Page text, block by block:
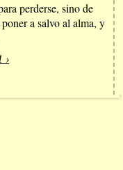
perderse, sino de
a salvo al alma, y
›